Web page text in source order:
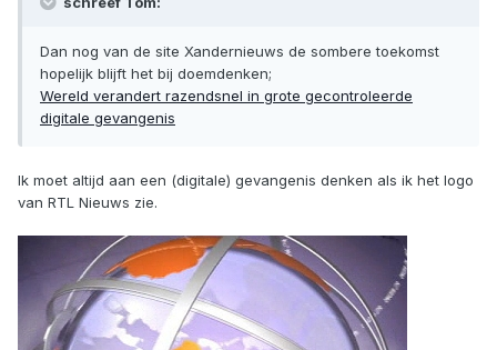
Dan nog van de site Xandernieuws de sombere toekomst
hopelijk blijft het bij doemdenken;
Wereld verandert razendsnel in grote gecontroleerde
digitale gevangenis
Ik moet altijd aan een (digitale) gevangenis denken als ik het logo
van RTL Nieuws zie.